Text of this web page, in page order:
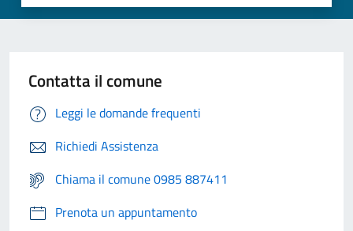
Contatta il comune
Leggi le domande frequenti
Richiedi Assistenza
Chiama il comune 0985 887411
Prenota un appuntamento